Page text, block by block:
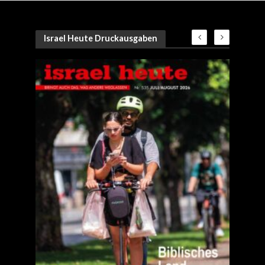
Israel Heute Druckausgaben